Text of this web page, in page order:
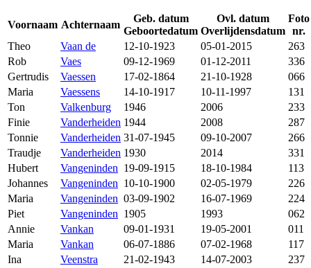
Voornaam Achternaam
Geb. datum
Geboortedatum
Ovl. datum
Overlijdensdatum
Foto
nr.
Theo
Vaan de 12-10-1923 05-01-2015
263
Rob
Vaes 09-12-1969 01-12-2011
336
Gertrudis
Vaessen 17-02-1864 21-10-1928
066
Maria
Vaessens 14-10-1917 10-11-1997
131
Ton
Valkenburg 1946 2006
233
Finie
Vanderheiden 1944 2008
287
Tonnie
Vanderheiden 31-07-1945 09-10-2007
266
Traudje
Vanderheiden 1930 2014
331
Hubert
Vangeninden 19-09-1915 18-10-1984
113
Johannes
Vangeninden 10-10-1900 02-05-1979
226
Maria
Vangeninden 03-09-1902 16-07-1969
224
Piet
Vangeninden 1905 1993
062
Annie
Vankan 09-01-1931 19-05-2001
011
Maria
Vankan 06-07-1886 07-02-1968
117
Ina
Veenstra 21-02-1943 14-07-2003
237